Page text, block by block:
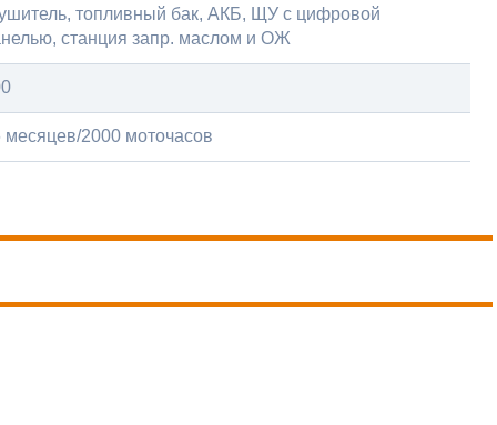
топливный бак, АКБ, ЩУ с цифровой
станция запр. маслом и ОЖ
месяцев/2000 моточасов